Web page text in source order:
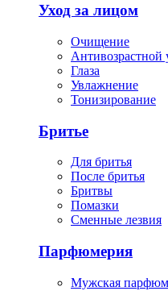
Уход за лицом
Очищение
Антивозрастной
Глаза
Увлажнение
Тонизирование
Бритье
Для бритья
После бритья
Бритвы
Помазки
Сменные лезвия
Парфюмерия
Мужская